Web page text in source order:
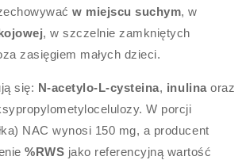
w miejscu suchym, w
, w szczelnie zamkniętych
zasięgiem małych dzieci.
się: N-acetylo-L-cysteina, inulina oraz
W porcji
NAC wynosi 150 mg, a producent
%RWS jako referencyjną wartość